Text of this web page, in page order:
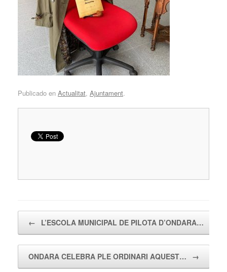
Publicado en Actualitat, Ajuntament.
← L’ESCOLA MUNICIPAL DE PILOTA D’ONDARA…
ONDARA CELEBRA PLE ORDINARI AQUEST… →